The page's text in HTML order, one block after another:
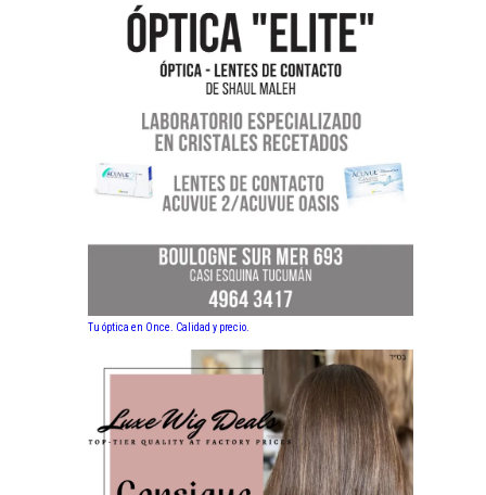
Tu óptica en Once. Calidad y precio.